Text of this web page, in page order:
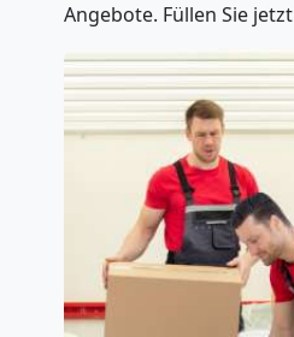
Angebote. Füllen Sie